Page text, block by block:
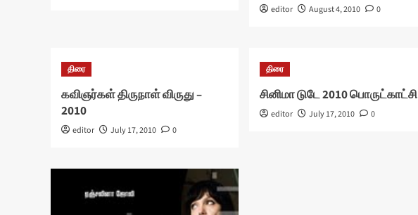
editor August 4, 2010 0
திரை
கவிஞர்கள் திருநாள் விருது –
2010
editor July 17, 2010 0
திரை
சினிமா டுடே 2010 பொருட்காட்சி
editor July 17, 2010 0